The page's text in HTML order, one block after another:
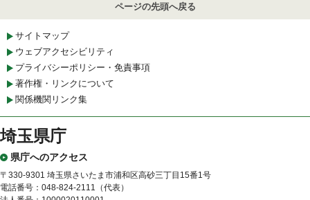
ページの先頭へ戻る
サイトマップ
ウェブアクセシビリティ
プライバシーポリシー・免責事項
著作権・リンクについて
関係機関リンク集
埼玉県庁
県庁へのアクセス
〒330-9301 埼玉県さいたま市浦和区高砂三丁目15番1号
電話番号：048-824-2111（代表）